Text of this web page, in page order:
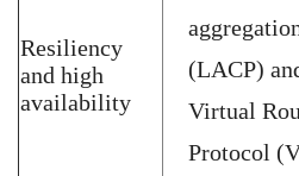
Resiliency
and high
availability
(LACP)
Virtual
Protocol